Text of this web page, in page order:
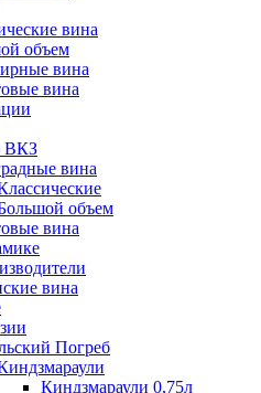
вина
объем
вина
вина
ВКЗ
вина
объем
вина
вина
Погреб
Киндзмараули 0,75л